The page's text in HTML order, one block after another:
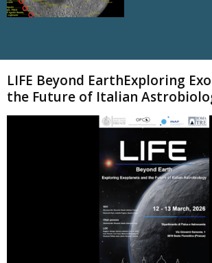
LIFE Beyond EarthExploring
the Future of Italian